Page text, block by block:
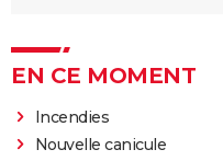
EN CE MOMENT
Incendies
Nouvelle canicule